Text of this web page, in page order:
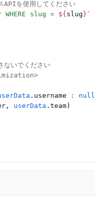
APIを使用してください
WHERE slug = ${ slug } `
ないでください
.username : null
userData .team)